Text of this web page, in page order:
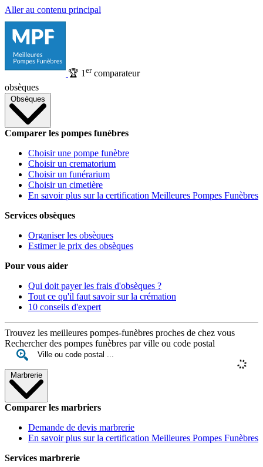
Aller au contenu principal
🏆 1 ercomparateur
obsèques
Obsèques
Comparer les pompes funèbres
Choisir une pompe funèbre
Choisir un crematorium
Choisir un funérarium
Choisir un cimetière
En savoir plus sur la certification Meilleures Pompes Funèbres
Services obsèques
Organiser les obsèques
Estimer le prix des obsèques
Pour vous aider
Qui doit payer les frais d'obsèques ?
Tout ce qu'il faut savoir sur la crémation
10 conseils d'expert
Trouvez les meilleures pompes-funèbres proches de chez vous
Rechercher des pompes funèbres par ville ou code postal
Marbrerie
Comparer les marbriers
Demande de devis marbrerie
En savoir plus sur la certification Meilleures Pompes Funèbres
Services marbrerie